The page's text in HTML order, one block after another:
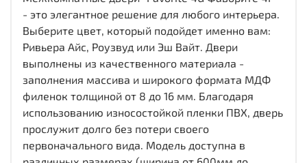
- это элегантное решение для любого интерьера.
Выберите цвет, который подойдет именно вам:
Ривьера Айс, Роузвуд или Эш Вайт. Двери
выполнены из качественного материала -
заполнения массива и широкого формата МДФ
филенок толщиной от 8 до 16 мм. Благодаря
использованию износостойкой пленки ПВХ, дверь
прослужит долго без потери своего
первоначального вида. Модель доступна в